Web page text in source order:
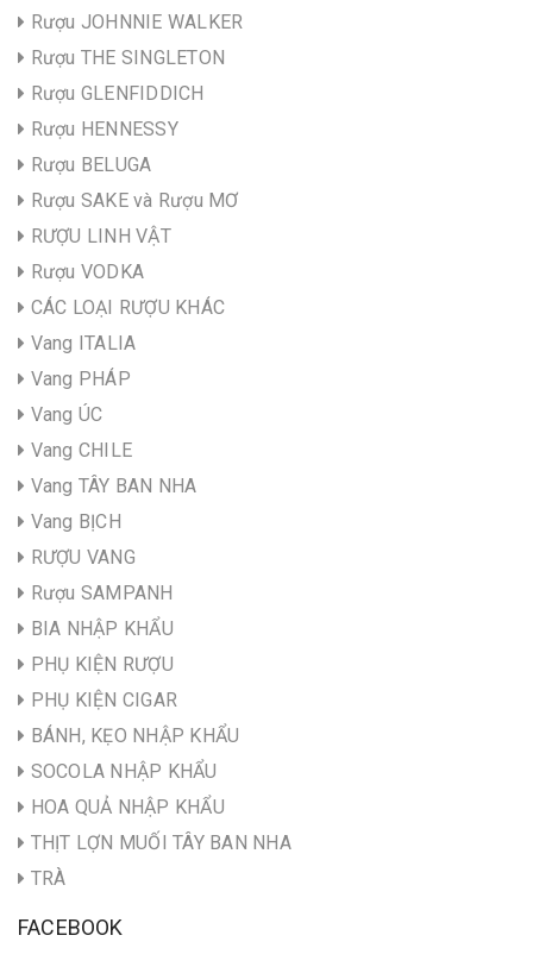
Rượu JOHNNIE WALKER
Rượu THE SINGLETON
Rượu GLENFIDDICH
Rượu HENNESSY
Rượu BELUGA
Rượu SAKE và Rượu MƠ
RƯỢU LINH VẬT
Rượu VODKA
CÁC LOẠI RƯỢU KHÁC
Vang ITALIA
Vang PHÁP
Vang ÚC
Vang CHILE
Vang TÂY BAN NHA
Vang BỊCH
RƯỢU VANG
Rượu SAMPANH
BIA NHẬP KHẨU
PHỤ KIỆN RƯỢU
PHỤ KIỆN CIGAR
BÁNH, KẸO NHẬP KHẨU
SOCOLA NHẬP KHẨU
HOA QUẢ NHẬP KHẨU
THỊT LỢN MUỐI TÂY BAN NHA
TRÀ
FACEBOOK